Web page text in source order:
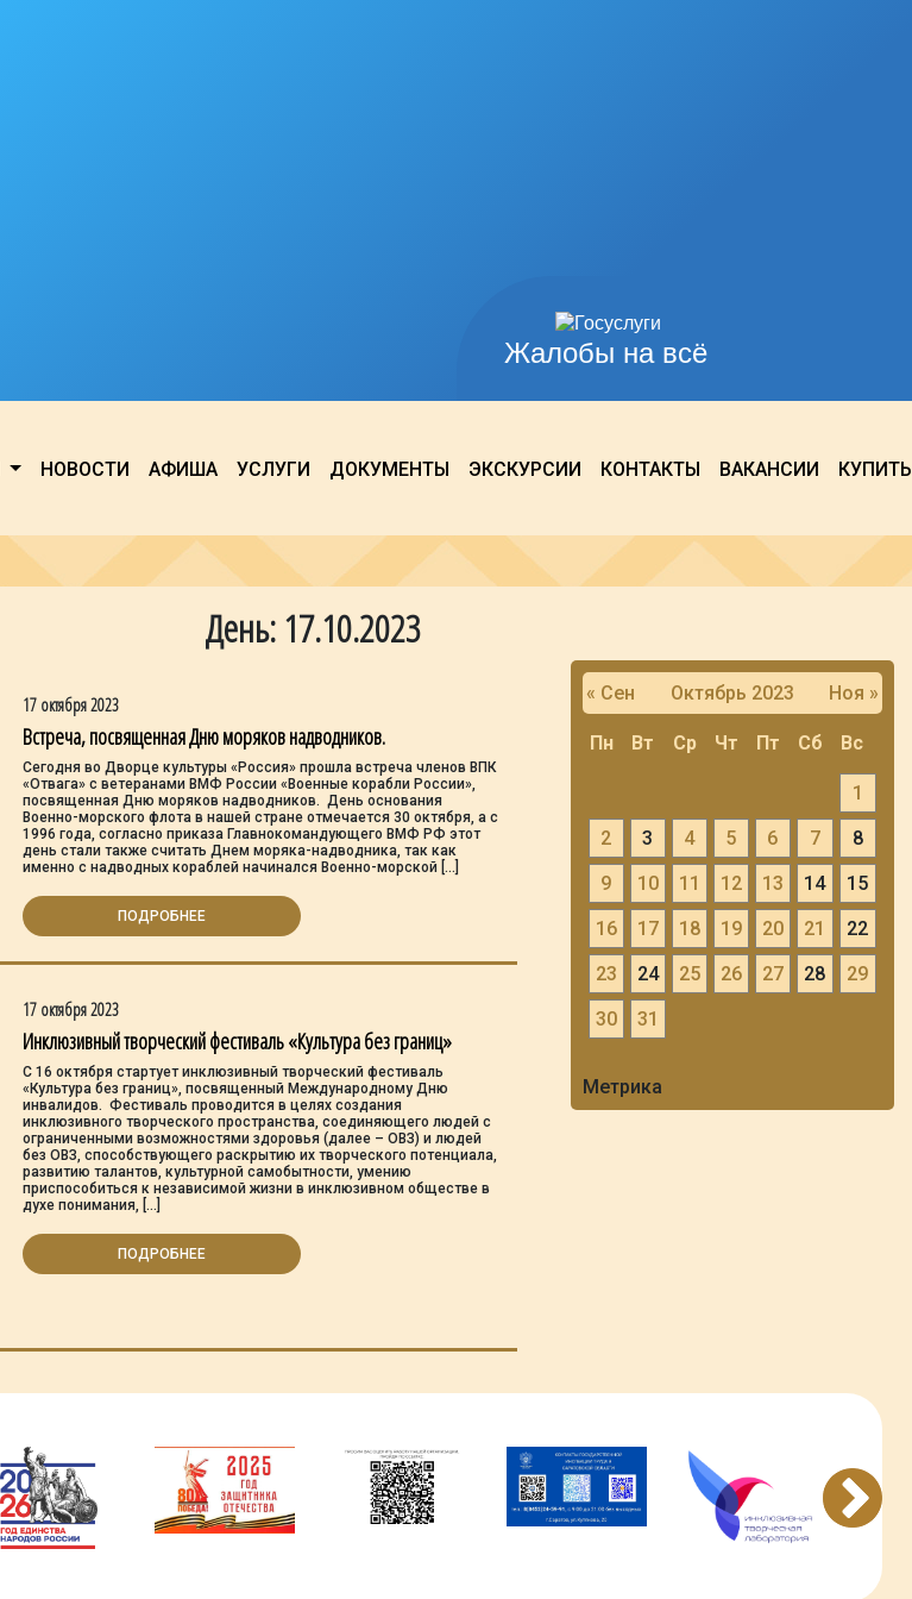
Жалобы на всё
НОВОСТИ АФИША УСЛУГИ ДОКУМЕНТЫ ЭКСКУРСИИ КОНТАКТЫ ВАКАНСИИ
День: 17.10.2023
17 октября 2023
Встреча, посвященная Дню моряков надводников.
Сегодня во Дворце культуры «Россия» прошла встреча членов ВПК
«Отвага» с ветеранами ВМФ России «Военные корабли России»,
посвященная Дню моряков надводников. День основания
Военно-морского флота в нашей стране отмечается 30 октября, а с
1996 года, согласно приказа Главнокомандующего ВМФ РФ этот
день стали также считать Днем моряка-надводника, так как
именно с надводных кораблей начинался Военно-морской […]
ПОДРОБНЕЕ
17 октября 2023
Инклюзивный творческий фестиваль «Культура без границ»
С 16 октября стартует инклюзивный творческий фестиваль
«Культура без границ», посвященный Международному Дню
инвалидов. Фестиваль проводится в целях создания
инклюзивного творческого пространства, соединяющего людей с
ограниченными возможностями здоровья (далее – ОВЗ) и людей
без ОВЗ, способствующего раскрытию их творческого потенциала,
развитию талантов, культурной самобытности, умению
приспособиться к независимой жизни в инклюзивном обществе в
духе понимания, […]
ПОДРОБНЕЕ
Октябрь 2023
Пн Вт Ср Чт Пт Сб Вс
« Сен Ноя »
1
2
3 4 5 6 7
8
9
10 11 12 13 14
15
16
17 18 19 20 21
22
23
24 25 26 27 28
29
30
31
Метрика